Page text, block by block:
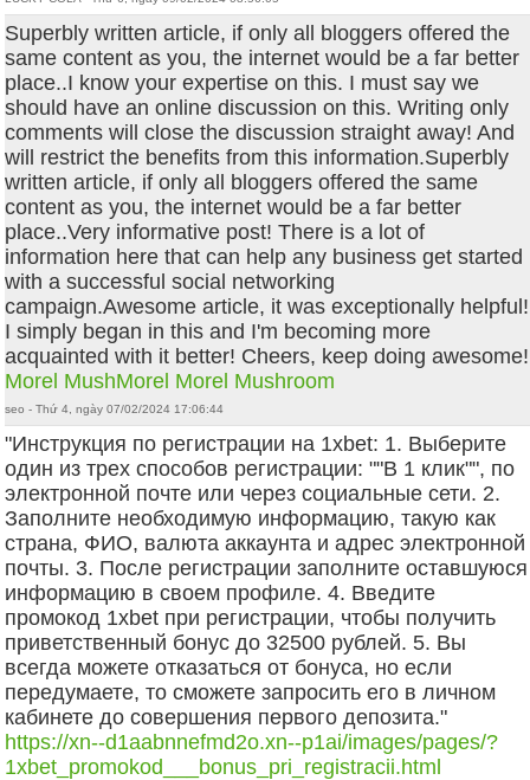
Superbly written article, if only all bloggers offered the
same content as you, the internet would be a far better
place..I know your expertise on this. I must say we
should have an online discussion on this. Writing only
comments will close the discussion straight away! And
will restrict the benefits from this information.Superbly
written article, if only all bloggers offered the same
content as you, the internet would be a far better
place..Very informative post! There is a lot of
information here that can help any business get started
with a successful social networking
campaign.Awesome article, it was exceptionally helpful!
I simply began in this and I'm becoming more
acquainted with it better! Cheers, keep doing awesome!
Morel MushMorel Morel Mushroom
seo - Thứ 4, ngày 07/02/2024 17:06:44
"Инструкция по регистрации на 1xbet: 1. Выберите
один из трех способов регистрации: ""В 1 клик"", по
электронной почте или через социальные сети. 2.
Заполните необходимую информацию, такую как
страна, ФИО, валюта аккаунта и адрес электронной
почты. 3. После регистрации заполните оставшуюся
информацию в своем профиле. 4. Введите
промокод 1xbet при регистрации, чтобы получить
приветственный бонус до 32500 рублей. 5. Вы
всегда можете отказаться от бонуса, но если
передумаете, то сможете запросить его в личном
кабинете до совершения первого депозита."
https://xn--d1aabnnefmd2o.xn--p1ai/images/pages/?
1xbet_promokod___bonus_pri_registracii.html